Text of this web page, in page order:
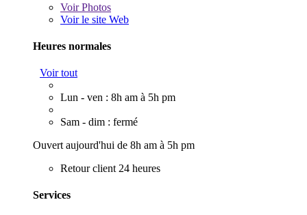
VoirPhotos
Voir le site Web
Heures normales
Voir tout
Lun - ven : 8h am à 5h pm
Sam - dim : fermé
Ouvert aujourd'hui de 8h am à 5h pm
Retour client 24 heures
Services